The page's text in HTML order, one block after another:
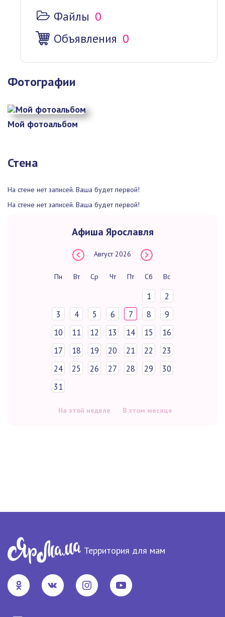
Файлы 0
Объявления 0
Фотографии
Мой фотоальбом
Стена
На стене нет записей. Ваша будет первой!
На стене нет записей. Ваша будет первой!
Афиша Ярославля
Август 2026
Пн Вт Ср Чт Пт Сб Вс
1
2
3
4 5 6 7 8
9
10
11 12 13 14 15
16
17
18 19 20 21 22
23
24
25 26 27 28 29
30
31
На этой неделе В этом месяце
Территория для мам